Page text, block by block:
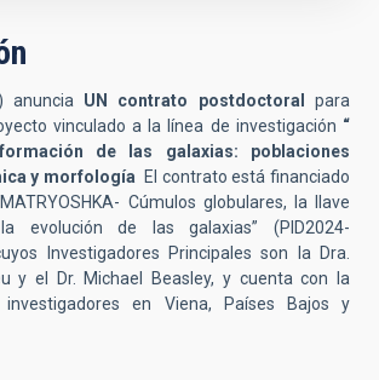
anuncia UN contrato postdoctoral para
vinculado a la línea de investigación “
de las galaxias: poblaciones
y morfología El contrato está financiado
Cúmulos globulares, la llave
evolución de las galaxias” (PID2024-
Investigadores Principales son la Dra.
y el Dr. Michael Beasley, y cuenta con la
investigadores en Viena, Países Bajos y